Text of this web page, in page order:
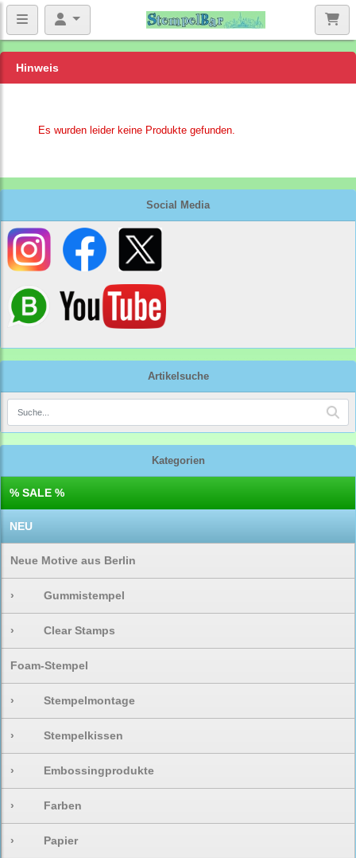
Social Media
Artikelsuche
Kategorien
% SALE %
NEU
Neue Motive aus Berlin
› Gummistempel
› Clear Stamps
Foam-Stempel
› Stempelmontage
› Stempelkissen
› Embossingprodukte
› Farben
› Papier
Hinweis
Es wurden leider keine Produkte gefunden.